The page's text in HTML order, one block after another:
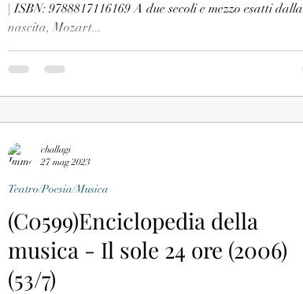
| ISBN: 9788817116169 A due secoli e mezzo esatti dalla
nascita, Mozart...
(C0599)Enciclopedia della
musica - Il sole 24 ore (2006)
(53/7)
Teatro/Poesia/Musica
challagi
27 mag 2023